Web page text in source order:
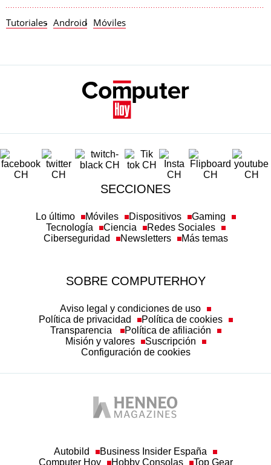
Tutoriales Android Móviles
SECCIONES
Lo último Móviles Dispositivos
Gaming
Tecnología
Ciencia
Redes Sociales
Ciberseguridad
Newsletters Más temas
SOBRE COMPUTERHOY
Aviso legal y condiciones de uso
Política de privacidad
Política de cookies
Transparencia
Política de afiliación
Misión y valores
Suscripción
Configuración de cookies
Autobild
Business Insider España
Computer Hoy
Hobby Consolas Top Gear